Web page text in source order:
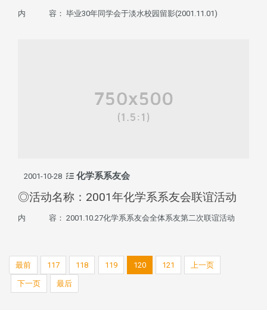
内 容： 毕业30年同学会于淡水校园留影(2001.11.01)
2001-10-28 化学系系友会
◎活动名称：2001年化学系系友会联谊活动
内 容： 2001.10.27化学系系友会全体系友第二次联谊活动
最前 117 118 119 120 121 上一页
下一页 最后